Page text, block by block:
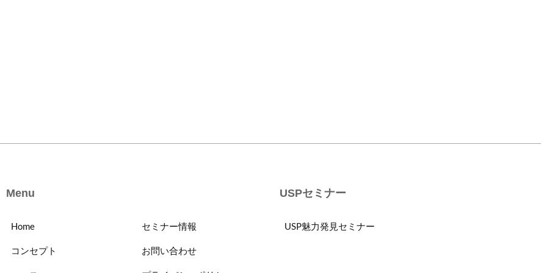
Menu
Home
コンセプト
セミナー情報
お問い合わせ
USPセミナー
USP魅力発見セミナー